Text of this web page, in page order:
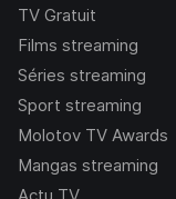
TV Gratuit
Films streaming
Séries streaming
Sport streaming
Molotov TV Awards
Mangas streaming